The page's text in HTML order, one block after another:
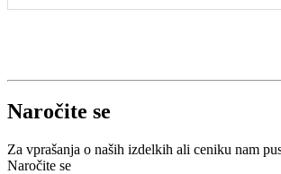
Naročite se
Za vprašanja o naših izdelkih ali ceniku nam
Naročite se